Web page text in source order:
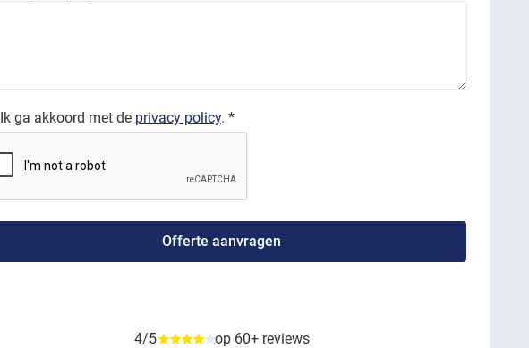
Ik ga akkoord met de privacy policy. *
4/5 op 60+ reviews